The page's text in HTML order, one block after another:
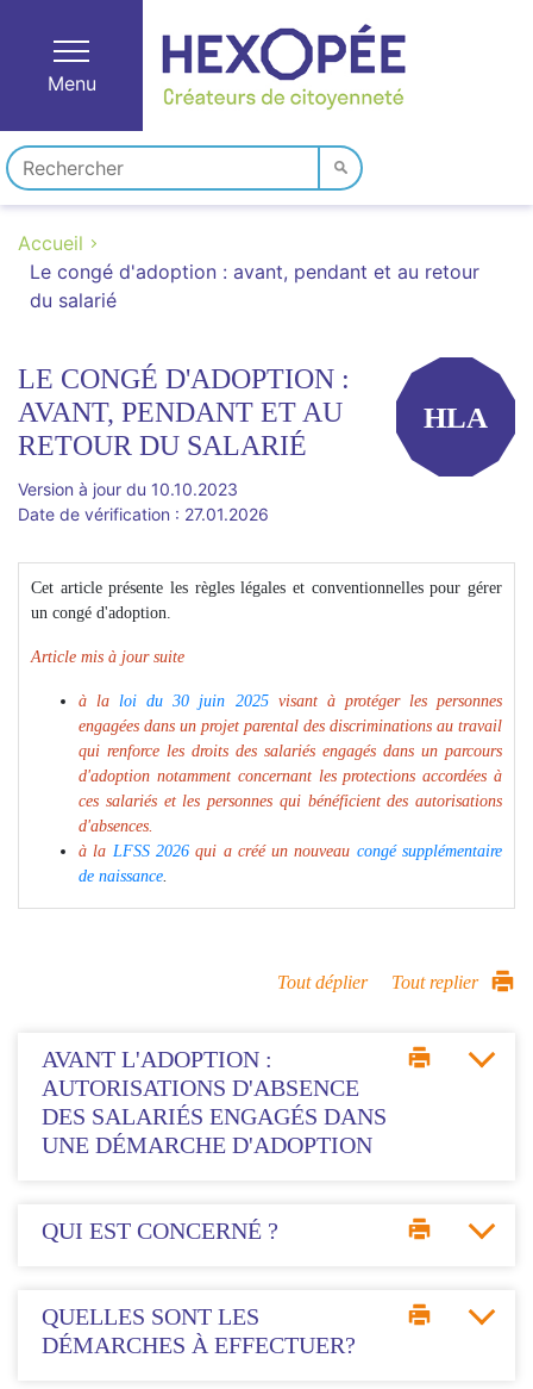
Menu
Accueil
Le congé d'adoption : avant, pendant et au retour
du salarié
LE CONGÉ D'ADOPTION :
AVANT, PENDANT ET AU
RETOUR DU SALARIÉ
HLA
Version à jour du 10.10.2023
Date de vérification : 27.01.2026
Cet article présente les règles légales et conventionnelles pour gérer
un congé d'adoption.
Article mis à jour suite
à la loi du 30 juin 2025 visant à protéger les personnes
engagées dans un projet parental des discriminations au travail
qui renforce les droits des salariés engagés dans un parcours
d'adoption notamment concernant les protections accordées à
ces salariés et les personnes qui bénéficient des autorisations
d'absences.
à la LFSS 2026 qui a créé un nouveau congé supplémentaire
de naissance.
Tout déplier Tout replier
AVANT L'ADOPTION :
AUTORISATIONS D'ABSENCE
DES SALARIÉS ENGAGÉS DANS
UNE DÉMARCHE D'ADOPTION
QUI EST CONCERNÉ ?
QUELLES SONT LES
DÉMARCHES À EFFECTUER?